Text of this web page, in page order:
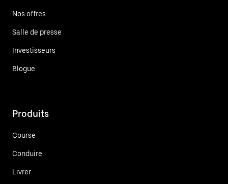
Nos offres
Salle de presse
Investisseurs
Blogue
Produits
Course
Conduire
Livrer